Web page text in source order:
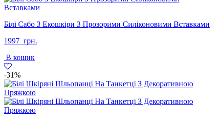
Білі Сабо З Екошкіри З Прозорими Силіконовими Вставками
1997 грн.
В кошик
-31%